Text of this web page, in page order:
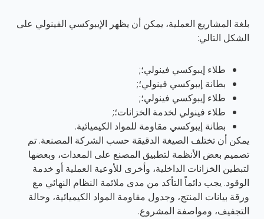
بلغة المشاريع العملية، يمكن أن يظهر الإيبوكسي الفينولي على
الشكل التالي:
طلاء إيبوكسي فينولي؛;
بطانة إيبوكسي فينولي؛;
طلاء إيبوكسي فينولي؛;
طلاء فينولي لخدمة الخزانات؛;
بطانة إيبوكسي مقاومة للمواد الكيميائية.
يمكن أن تختلف الصيغة الدقيقة حسب الشركة المصنعة. تم
تصميم بعض الأنظمة لتطبيق المصنع على المعدات، وبعضها
لتبطين الخزانات الداخلية، وأخرى للأوعية العملية أو خدمة
الوقود. يجب دائماً التأكد من مدى ملائمة النظام النهائي مع
ورقة بيانات المنتج، وجدول مقاومة المواد الكيميائية، وحالة
التجفيف، ومواصفة المشروع.